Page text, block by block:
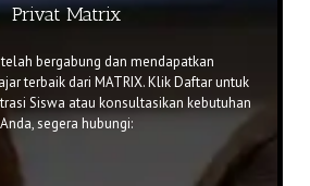
Privat Matrix
bergabung dan mendapatkan
terbaik dari MATRIX. KlikDaftaruntuk
Siswa atau konsultasikan kebutuhan
Anda, segera hubungi: